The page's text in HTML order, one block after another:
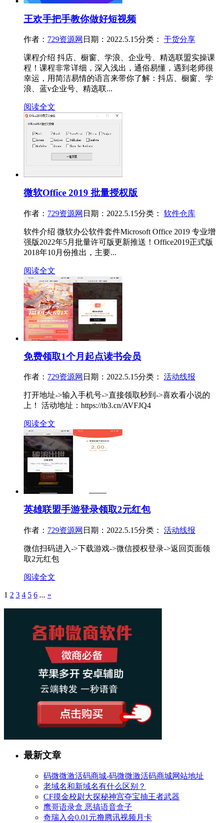
王欢手把手教你做好短视频
作者： 729资源网 日期：2022.5.15分类： 干货分享
课程介绍 抖店、橱窗、学浪、企业号、精选联盟实操课
程！课程非常详细，深入浅出，通俗易懂，遇到老师很
幸运，用简洁易情的语言来带你了解：抖店、橱窗、学
浪、蓝v企业号、精选联...
阅读全文
微软Office 2019 批量授权版
作者： 729资源网 日期：2022.5.15分类： 软件仓库
软件介绍 微软办公软件套件Microsoft Office 2019 专业增
强版2022年5月批量许可版更新推送！Office2019正式版
2018年10月份推出，主要...
阅读全文
免费领取1个月起点读书会员
作者： 729资源网 日期：2022.5.15分类： 活动线报
打开地址->输入手机号->直接领取秒到->喜欢看小说的
上！ 活动地址：https://tb3.cn/AVFJQ4
阅读全文
英雄联盟手游登录领取2元红包
作者： 729资源网 日期：2022.5.15分类： 活动线报
微信扫码进入->下载游戏->微信授权登录->返回页面领
取2元红包
阅读全文
1 2 3 4 5 6 ... »
最新文章
码微微激活码商城-码微微激活码商城网站地址
老域名和新域名有什么区别？
CF摸金校尉大探秘神宫夺宝抽王者武器
鹰哥语录盒 恶搞语音盒子
奇瑞入会0.01元撸腾讯视频月卡